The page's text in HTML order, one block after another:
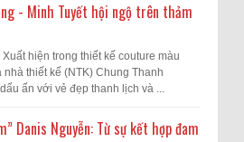
- Minh Tuyết hội ngộ trên thảm
Xuất hiện trong thiết kế couture màu
nhà thiết kế (NTK) Chung Thanh
ấn với vẻ đẹp thanh lịch và ...
Danis Nguyễn: Từ sự kết hợp đam